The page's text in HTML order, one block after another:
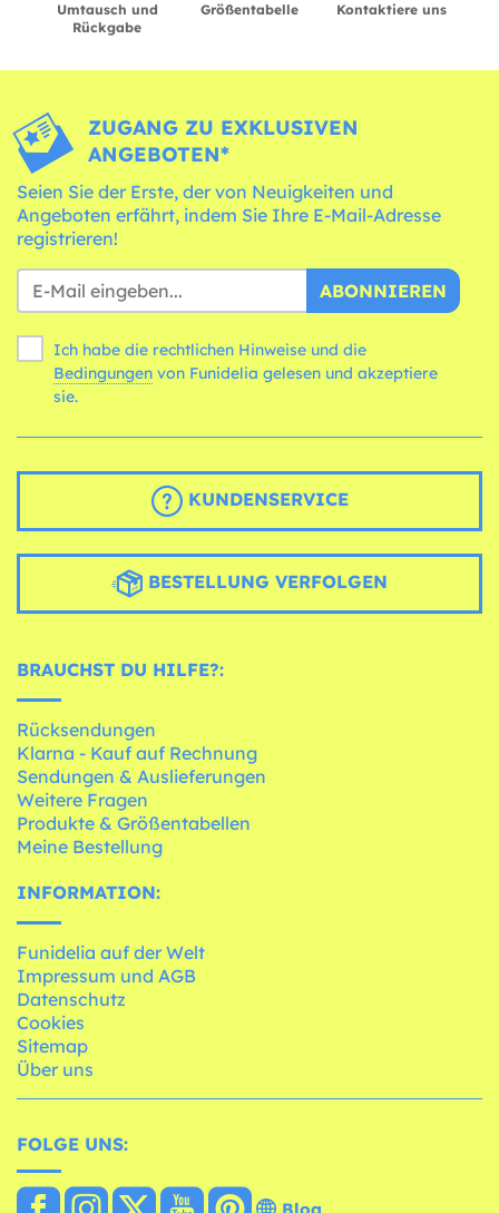
Umtausch und
Rückgabe
Größentabelle Kontaktiere uns
ZUGANG ZU EXKLUSIVEN
ANGEBOTEN*
Seien Sie der Erste, der von Neuigkeiten und
Angeboten erfährt, indem Sie Ihre E-Mail-Adresse
registrieren!
ABONNIEREN
Ich habe die rechtlichen Hinweise und die
Bedingungen
sie.
KUNDENSERVICE
BESTELLUNG VERFOLGEN
BRAUCHST DU HILFE?:
Rücksendungen
Klarna - Kauf auf Rechnung
Sendungen & Auslieferungen
Weitere Fragen
Produkte & Größentabellen
Meine Bestellung
INFORMATION:
Funidelia auf der Welt
Impressum und AGB
Datenschutz
Cookies
Sitemap
Über uns
FOLGE UNS: